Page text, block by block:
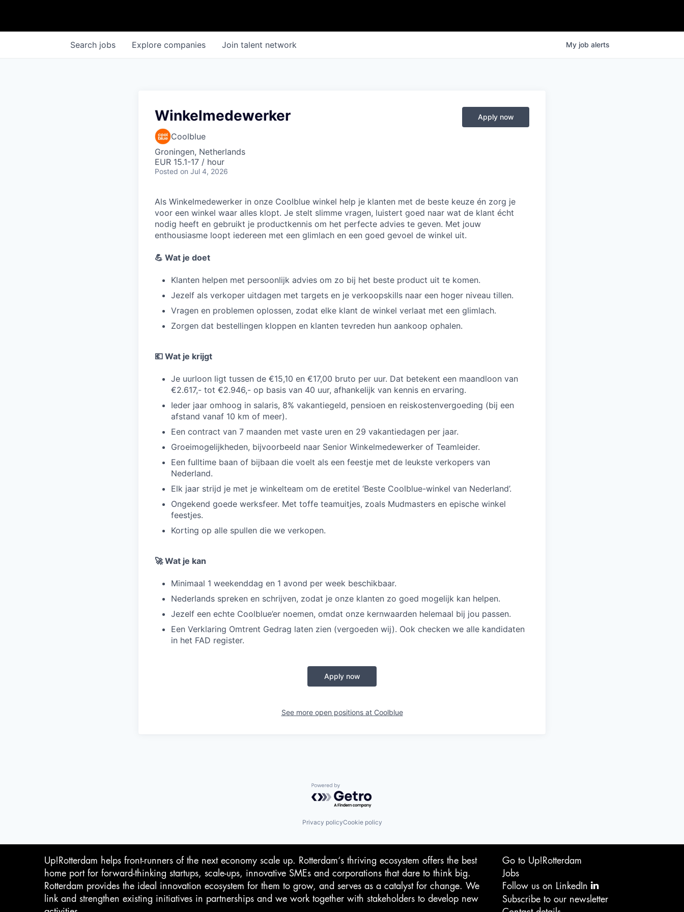
Search jobs Explore companies Join talent network My job alerts
Winkelmedewerker
Coolblue
Groningen, Netherlands
EUR 15.1-17 / hour
Posted on Jul 4, 2026
Apply now
Als Winkelmedewerker in onze Coolblue winkel help je klanten met de beste keuze én zorg je
voor een winkel waar alles klopt. Je stelt slimme vragen, luistert goed naar wat de klant écht
nodig heeft en gebruikt je productkennis om het perfecte advies te geven. Met jouw
enthousiasme loopt iedereen met een glimlach en een goed gevoel de winkel uit.
💪 Wat je doet
Klanten helpen met persoonlijk advies om zo bij het beste product uit te komen.
Jezelf als verkoper uitdagen met targets en je verkoopskills naar een hoger niveau tillen.
Vragen en problemen oplossen, zodat elke klant de winkel verlaat met een glimlach.
Zorgen dat bestellingen kloppen en klanten tevreden hun aankoop ophalen.
💶 Wat je krijgt
Je uurloon ligt tussen de €15,10 en €17,00 bruto per uur. Dat betekent een maandloon van
€2.617,- tot €2.946,- op basis van 40 uur, afhankelijk van kennis en ervaring.
Ieder jaar omhoog in salaris, 8% vakantiegeld, pensioen en reiskostenvergoeding (bij een
afstand vanaf 10 km of meer).
Een contract van 7 maanden met vaste uren en 29 vakantiedagen per jaar.
Groeimogelijkheden, bijvoorbeeld naar Senior Winkelmedewerker of Teamleider.
Een fulltime baan of bijbaan die voelt als een feestje met de leukste verkopers van
Nederland.
Elk jaar strijd je met je winkelteam om de eretitel ‘Beste Coolblue-winkel van Nederland’.
Ongekend goede werksfeer. Met toffe teamuitjes, zoals Mudmasters en epische winkel
feestjes.
Korting op alle spullen die we verkopen.
🚀 Wat je kan
Minimaal 1 weekenddag en 1 avond per week beschikbaar.
Nederlands spreken en schrijven, zodat je onze klanten zo goed mogelijk kan helpen.
Jezelf een echte Coolblue’er noemen, omdat onze kernwaarden helemaal bij jou passen.
Een Verklaring Omtrent Gedrag laten zien (vergoeden wij). Ook checken we alle kandidaten
in het FAD register.
Apply now
See more open positions at Coolblue
Powered by Getro.com
Privacy policyCookie policy
Up!Rotterdam helps front-runners of the next economy scale up. Rotterdam‘s thriving ecosystem offers the best
home port for forward-thinking startups, scale-ups, innovative SMEs and corporations that dare to think big.
Rotterdam provides the ideal innovation ecosystem for them to grow, and serves as a catalyst for change. We
link and strengthen existing initiatives in partnerships and we work together with stakeholders to develop new
Go to Up!Rotterdam
Jobs
Follow us on LinkedIn
Subscribe to our newsletter